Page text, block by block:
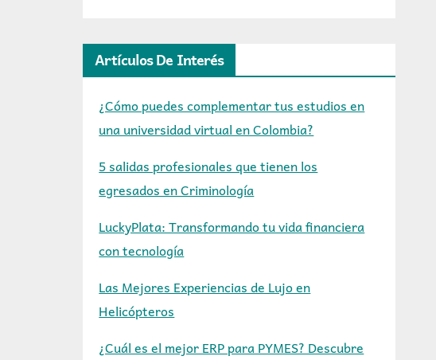
Artículos De Interés
¿Cómo puedes complementar tus estudios en
una universidad virtual en Colombia?
5 salidas profesionales que tienen los
egresados en Criminología
LuckyPlata: Transformando tu vida financiera
con tecnología
Las Mejores Experiencias de Lujo en
Helicópteros
¿Cuál es el mejor ERP para PYMES? Descubre